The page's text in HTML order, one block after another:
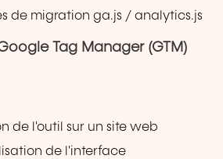
de migration ga.js / analytics.js
Tag Manager (GTM)
de l'outil sur un site web
de l'interface